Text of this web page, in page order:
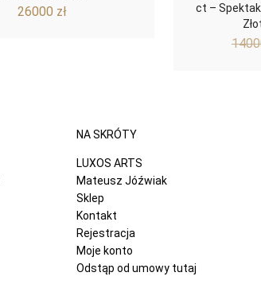
26000 zł
ct –
NA SKRÓTY
LUXOS ARTS
Mateusz Jóźwiak
Sklep
Kontakt
Rejestracja
Moje konto
Odstąp od umowy tutaj